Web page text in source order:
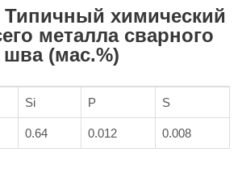
Типичный химический
металла сварного
шва (мас.%)
Si P S
0.64 0.012 0.008